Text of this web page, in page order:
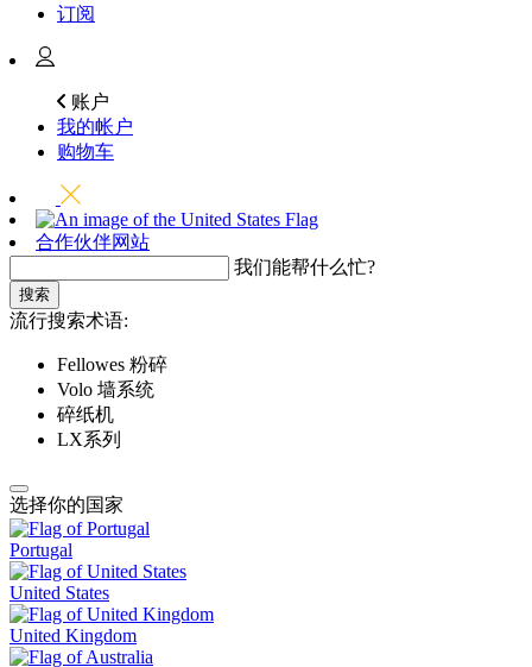
订阅
账户
我的帐户
购物车
合作伙伴网站
我们能帮什么忙?
搜索
流行搜索术语:
Fellowes 粉碎
Volo 墙系统
碎纸机
LX系列
选择你的国家
Portugal
United States
United Kingdom